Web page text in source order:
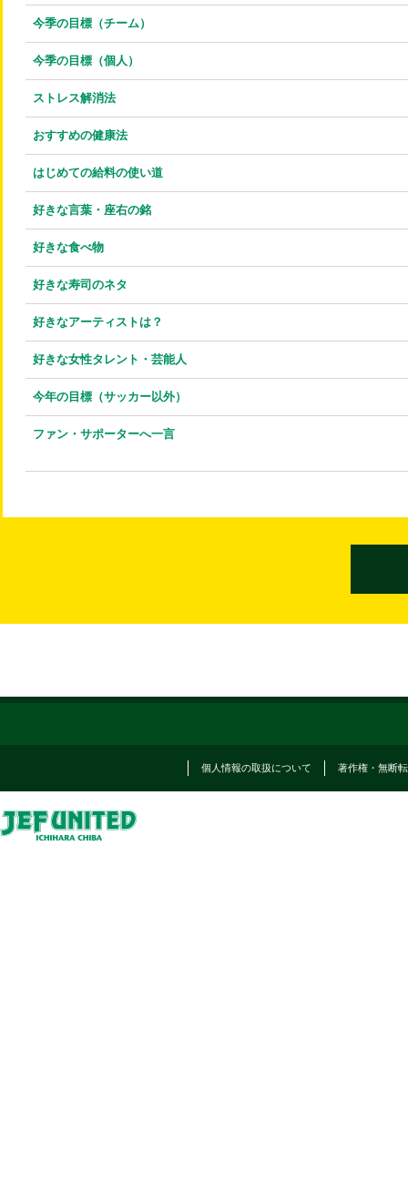
今季の目標（チーム）
今季の目標（個人）
ストレス解消法
おすすめの健康法
はじめての給料の使い道
好きな言葉・座右の銘
好きな食べ物
好きな寿司のネタ
好きなアーティストは？
好きな女性タレント・芸能人
今年の目標（サッカー以外）
ファン・サポーターへ一言
個人情報の取扱について 著作権・無断